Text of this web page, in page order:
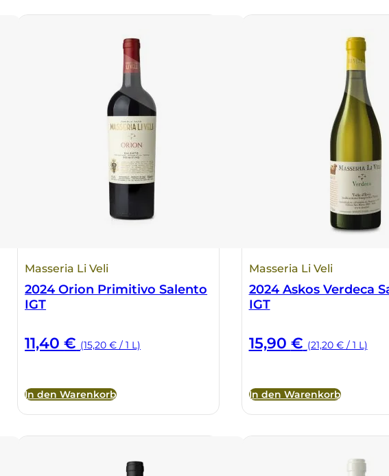
Masseria Li Veli
2024 Orion Primitivo Salento
IGT
11,40€ (15,20 € / 1 L)
In den Warenkorb
Masseria Li Veli
2024 Askos Verdeca
IGT
15,90 € (21,20 € / 1 L)
In den Warenkorb